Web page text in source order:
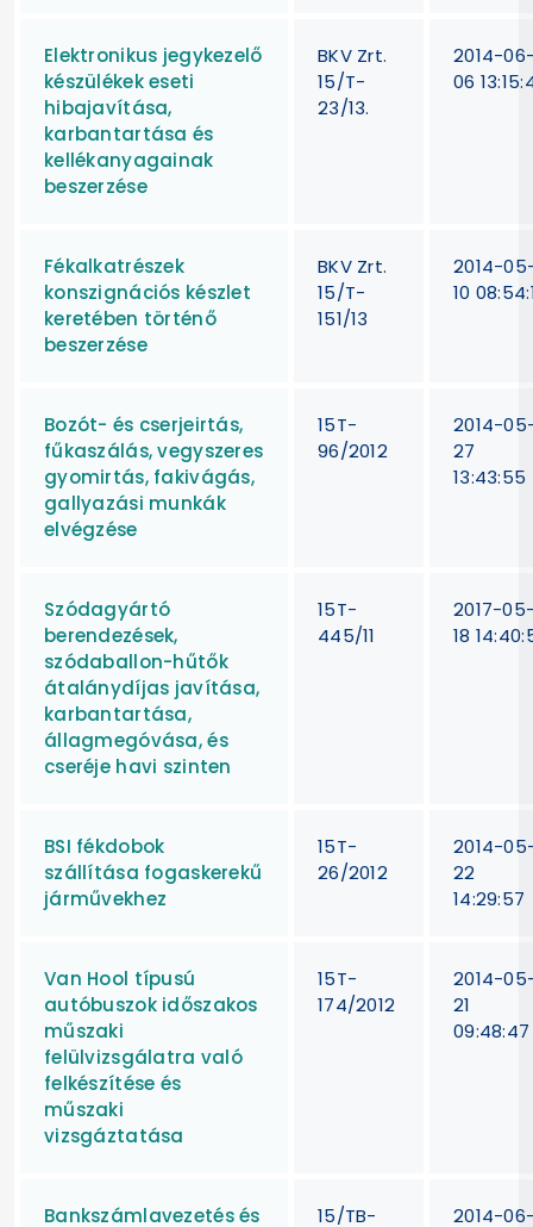
Elektronikus jegykezelő
készülékek eseti
hibajavítása,
karbantartása és
kellékanyagainak
beszerzése
BKV Zrt.
15/T-
23/13.
2014-
06
Fékalkatrészek
konszignációs készlet
keretében történő
beszerzése
BKV Zrt.
15/T-
151/13
2014-
10
Bozót- és cserjeirtás,
fűkaszálás, vegyszeres
gyomirtás, fakivágás,
gallyazási munkák
elvégzése
15T-
96/2012
2014-
27
13:43:55
Szódagyártó
berendezések,
szódaballon-hűtők
átalánydíjas javítása,
karbantartása,
állagmegóvása, és
cseréje havi szinten
15T-
445/11
2017-
18
BSI fékdobok
szállítása fogaskerekű
járművekhez
15T-
26/2012
2014-
22
14:29:57
Van Hool típusú
autóbuszok időszakos
műszaki
felülvizsgálatra való
felkészítése és
műszaki
vizsgáztatása
15T-
174/2012
2014-
21
09:48:47
Bankszámlavezetés és 15/TB- 2014-